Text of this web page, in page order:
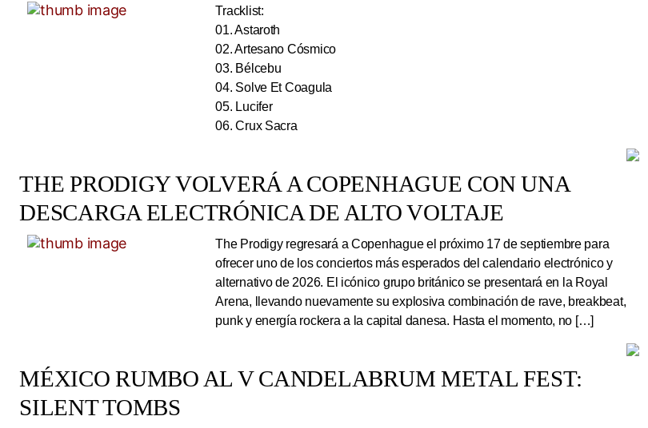
Tracklist:
01. Astaroth
02. Artesano Cósmico
03. Bélcebu
04. Solve Et Coagula
05. Lucifer
06. Crux Sacra
THE PRODIGY VOLVERÁ A COPENHAGUE CON UNA
DESCARGA ELECTRÓNICA DE ALTO VOLTAJE
The Prodigy regresará a Copenhague el próximo 17 de septiembre para
ofrecer uno de los conciertos más esperados del calendario electrónico y
alternativo de 2026. El icónico grupo británico se presentará en la Royal
Arena, llevando nuevamente su explosiva combinación de rave, breakbeat,
punk y energía rockera a la capital danesa. Hasta el momento, no […]
MÉXICO RUMBO AL V CANDELABRUM METAL FEST:
SILENT TOMBS